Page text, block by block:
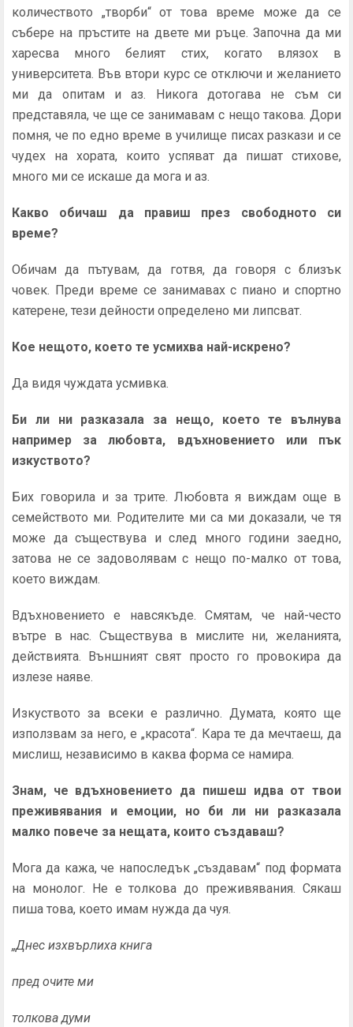
количеството „творби“ от това време може да се
събере на пръстите на двете ми ръце. Започна да ми
харесва много белият стих, когато влязох в
университета. Във втори курс се отключи и желанието
ми да опитам и аз. Никога дотогава не съм си
представяла, че ще се занимавам с нещо такова. Дори
помня, че по едно време в училище писах разкази и се
чудех на хората, които успяват да пишат стихове,
много ми се искаше да мога и аз.
Какво обичаш да правиш през свободното си
време?
Обичам да пътувам, да готвя, да говоря с близък
човек. Преди време се занимавах с пиано и спортно
катерене, тези дейности определено ми липсват.
Кое нещото, което те усмихва най-искрено?
Да видя чуждата усмивка.
Би ли ни разказала за нещо, което те вълнува
например за любовта, вдъхновението или пък
изкуството?
Бих говорила и за трите. Любовта я виждам още в
семейството ми. Родителите ми са ми доказали, че тя
може да съществува и след много години заедно,
затова не се задоволявам с нещо по-малко от това,
което виждам.
Вдъхновението е навсякъде. Смятам, че най-често
вътре в нас. Съществува в мислите ни, желанията,
действията. Външният свят просто го провокира да
излезе наяве.
Изкуството за всеки е различно. Думата, която ще
използвам за него, е „красота“. Кара те да мечтаеш, да
мислиш, независимо в каква форма се намира.
Знам, че вдъхновението да пишеш идва от твои
преживявания и емоции, но би ли ни разказала
малко повече за нещата, които създаваш?
Мога да кажа, че напоследък „създавам“ под формата
на монолог. Не е толкова до преживявания. Сякаш
пиша това, което имам нужда да чуя.
„Днес изхвърлиха книга
пред очите ми
толкова думи